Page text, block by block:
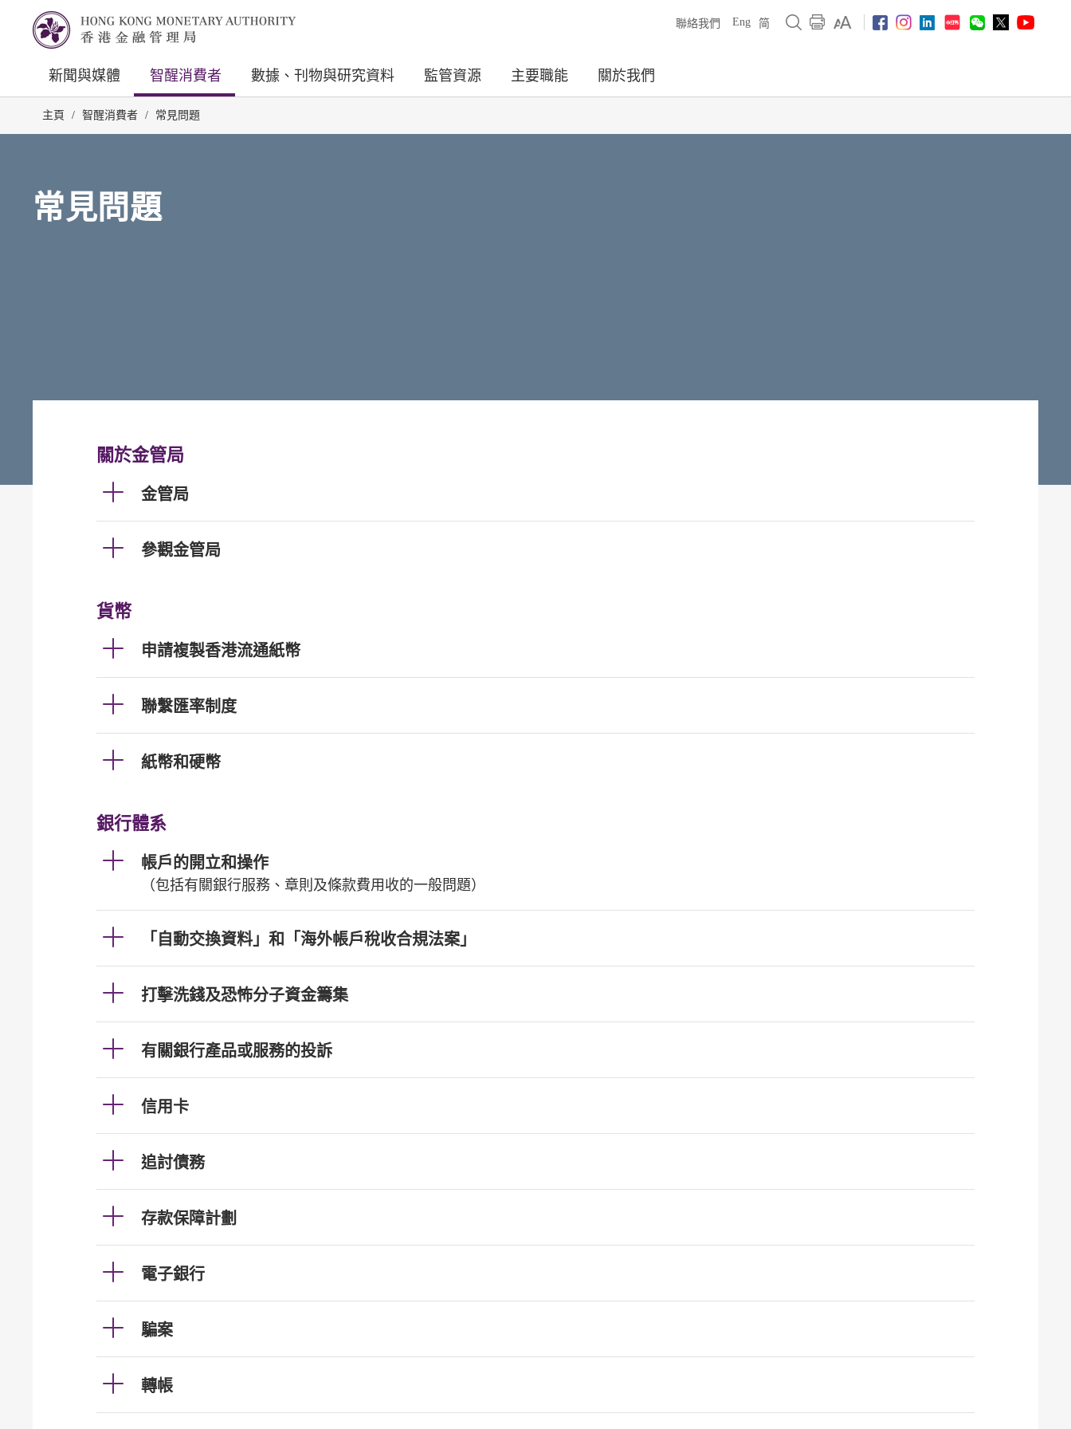
聯絡我們 Eng 简
新聞與媒體 智醒消費者 數據、刊物與研究資料 監管資源 主要職能 關於我們
主頁 / 智醒消費者 / 常見問題
常見問題
關於金管局
金管局
參觀金管局
貨幣
申請複製香港流通紙幣
聯繫匯率制度
紙幣和硬幣
銀行體系
帳戶的開立和操作
（包括有關銀行服務、章則及條款費用收的一般問題）
「自動交換資料」和「海外帳戶稅收合規法案」
打擊洗錢及恐怖分子資金籌集
有關銀行產品或服務的投訴
信用卡
追討債務
存款保障計劃
電子銀行
騙案
轉帳